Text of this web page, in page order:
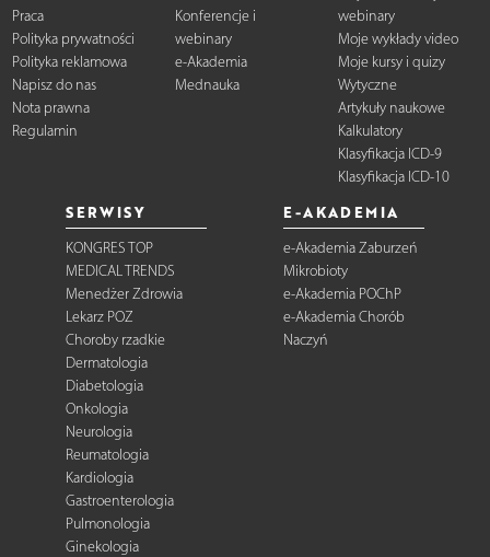
Praca
Polityka prywatności
Polityka reklamowa
Napisz do nas
Nota prawna
Regulamin
Konferencje i
webinary
e-Akademia
Mednauka
webinary
Moje wykłady video
Moje kursy i quizy
Wytyczne
Artykuły naukowe
Kalkulatory
Klasyfikacja ICD-9
Klasyfikacja ICD-10
SERWISY
KONGRES TOP
MEDICAL TRENDS
Menedżer Zdrowia
Lekarz POZ
Choroby rzadkie
Dermatologia
Diabetologia
Onkologia
Neurologia
Reumatologia
Kardiologia
Gastroenterologia
Pulmonologia
Ginekologia
E-AKADEMIA
e-Akademia Zaburzeń
Mikrobioty
e-Akademia POChP
e-Akademia Chorób
Naczyń